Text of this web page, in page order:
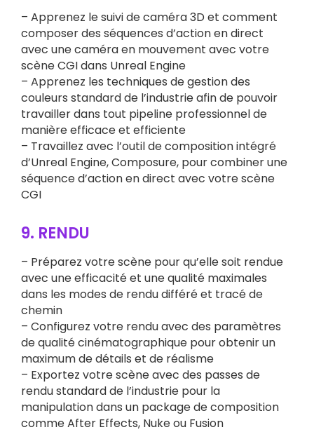
– Apprenez le suivi de caméra 3D et comment
composer des séquences d’action en direct
avec une caméra en mouvement avec votre
scène CGI dans Unreal Engine
– Apprenez les techniques de gestion des
couleurs standard de l’industrie afin de pouvoir
travailler dans tout pipeline professionnel de
manière efficace et efficiente
– Travaillez avec l’outil de composition intégré
d’Unreal Engine, Composure, pour combiner une
séquence d’action en direct avec votre scène
CGI
9. RENDU
– Préparez votre scène pour qu’elle soit rendue
avec une efficacité et une qualité maximales
dans les modes de rendu différé et tracé de
chemin
– Configurez votre rendu avec des paramètres
de qualité cinématographique pour obtenir un
maximum de détails et de réalisme
– Exportez votre scène avec des passes de
rendu standard de l’industrie pour la
manipulation dans un package de composition
comme After Effects, Nuke ou Fusion